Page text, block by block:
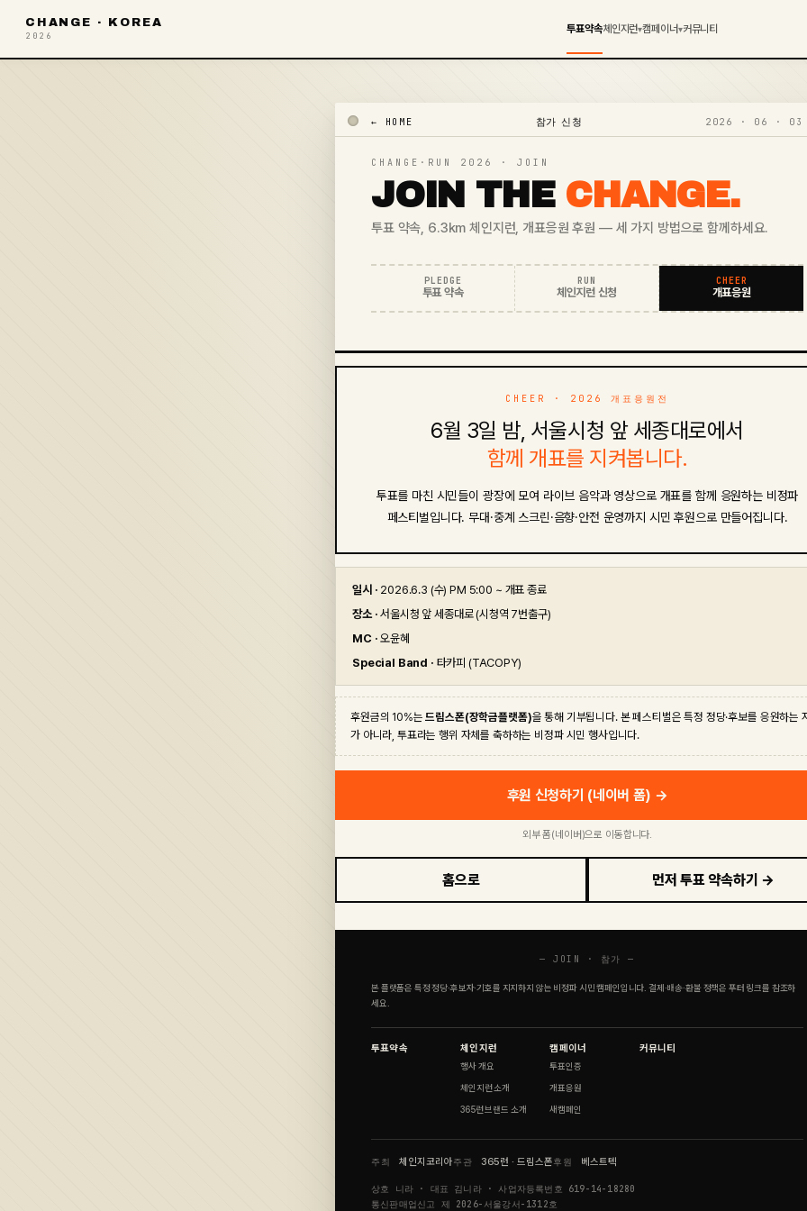
CHANGE · KOREA
2026
투표약속체인지런▾캠페이너▾커뮤니티
HOME 참가 신청 2026 · 06 · 03
CHANGE·RUN 2026 · JOIN
JOIN THE CHANGE.
투표 약속, 6.3km 체인지런, 개표응원 후원 — 세 가지 방법으로 함께하세요.
PLEDGE
투표 약속
RUN
체인지런 신청
CHEER
개표응원
CHEER · 2026 개표응원전
6월 3일 밤, 서울시청 앞 세종대로에서
함께 개표를 지켜봅니다.
투표를 마친 시민들이 광장에 모여 라이브 음악과 영상으로 개표를 함께 응원하는 비정파
페스티벌입니다. 무대·중계 스크린·음향·안전 운영까지 시민 후원으로 만들어집니다.
일시 · 2026.6.3 (수) PM 5:00 ~ 개표 종료
장소 · 서울시청 앞 세종대로 (시청역 7번출구)
MC · 오윤혜
Special Band · 타카피 (TACOPY)
후원금의 10%는드림스폰(장학금플랫폼)을 통해 기부됩니다. 본 페스티벌은 특정 정당·후보를 응원하는
가 아니라, 투표라는 행위 자체를 축하하는 비정파 시민 행사입니다.
후원 신청하기 (네이버 폼) →
외부 폼(네이버)으로 이동합니다.
홈으로 먼저 투표 약속하기 →
—JOIN · 참가 —
본 플랫폼은 특정 정당·후보자·기호를 지지하지 않는 비정파 시민 캠페인입니다. 결제·배송·환불 정책은 푸터 링크를 참조하
세요.
투표약속 체인지런
행사 개요
체인지런 소개
365런 브랜드 소개
캠페이너
투표인증
개표응원
새캠페인
커뮤니티
주최 체인지코리아주관 365런 · 드림스폰후원 베스트텍
상호 니라 · 대표 김니라· 사업자등록번호 619-14-18280
통신판매업신고 제 2026-서울강서-1312호